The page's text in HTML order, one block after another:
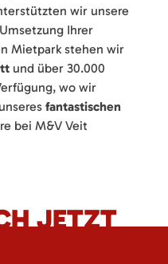
wir unsere
Ihrer
Mietpark stehen wir
und über 30.000
wo wir
fantastischen
bei M&V Veit
JETZT